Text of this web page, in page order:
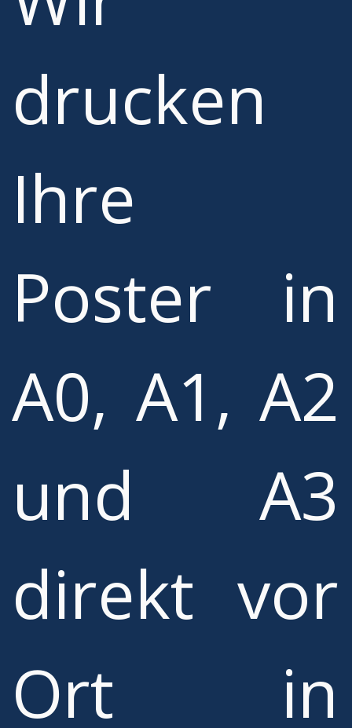
drucken
Ihre
Poster in
A0, A1, A2
und A3
direkt vor
Ort in